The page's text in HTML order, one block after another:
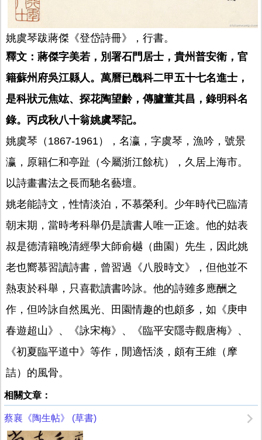
姚虞琴跋蔣傑《登岱詩冊》，行書。
釋文：蔣傑字美若，別署石門居士，貴州普安衛，官
籍蘇州府吳江縣人。萬曆已醜科二甲五十七名進士，
是科狀元焦竑、探花陶望齡，傳臚董其昌，錄明科名
錄。丙戌秋八十翁姚虞琴記。
姚虞琴（1867-1961），名瀛，字虞琴，漁吟，號景
瀛，原籍仁和亭趾（今屬浙江餘杭），久居上海市。
以詩畫書法之長而馳名藝壇。
姚老能詩文，性情淡泊，不慕榮利。少年時代已臨清
朝末期，當時考科舉仍是讀書人唯一正途。他的姑表
叔是德清籍晚清經學大師俞樾（曲園）先生，因此姚
老也嚮慕習讀詩書，曾習過《八股時文》，但他並不
熱衷於科舉，只喜歡讀書吟詠。他的詩雖多應酬之
作，但吟詠自然風光、田園情趣的也頗多，如《庚申
春遊超山》、《詠宋梅》、《臨平安隱寺觀唐梅》、
《初夏臨平道中》等作，閒適恬淡，頗有王維（摩
詰）的風骨。
相關文章：
蔡襄《陶生帖》 (草書)